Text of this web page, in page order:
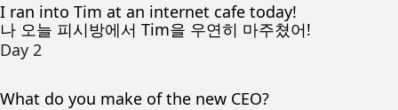
I ran into Tim at an internet cafe today!
나 오늘 피시방에서 Tim을 우연히 마주쳤어!
Day 2
What do you make of the new CEO?